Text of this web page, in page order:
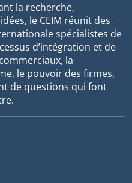
la recherche,
le CEIM réunit des
spécialistes de
d’intégration et de
la
le pouvoir des firmes,
de questions qui font